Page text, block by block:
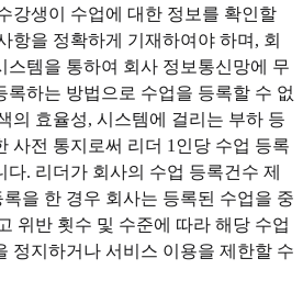
강생이 수업에 대한 정보를 확인할
항을 정확하게 기재하여야 하며, 회
스템을 통하여 회사 정보통신망에 무
록하는 방법으로 수업을 등록할 수 없
의 효율성, 시스템에 걸리는 부하 등
사전 통지로써 리더 1인당 수업 등록
. 리더가 회사의 수업 등록건수 제
을 한 경우 회사는 등록된 수업을 중
위반 횟수 및 수준에 따라 해당 수업
정지하거나 서비스 이용을 제한할 수